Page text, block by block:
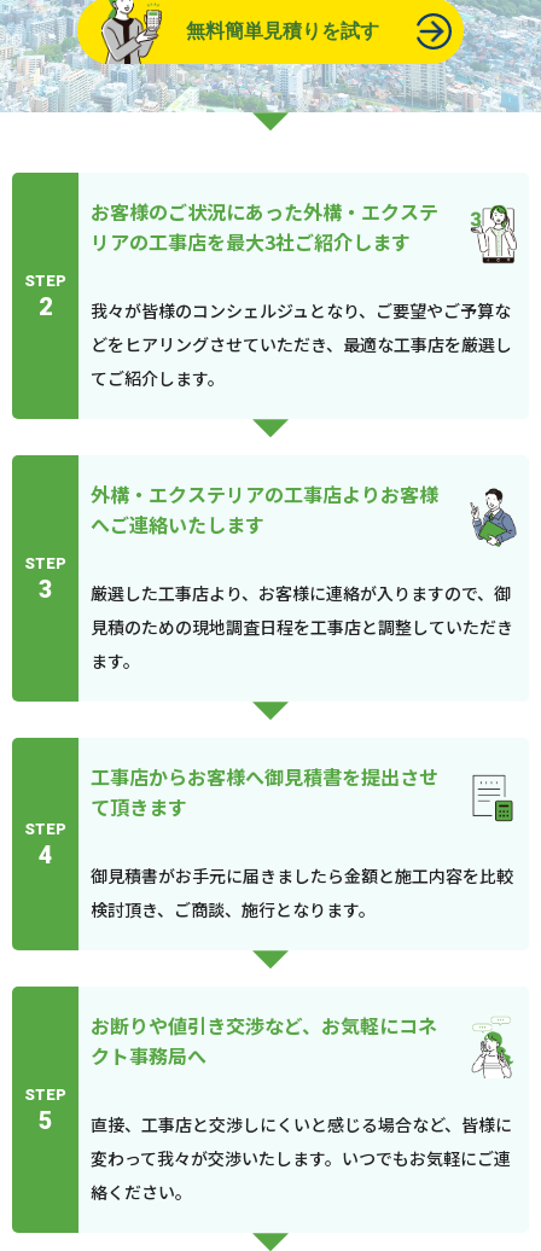
無料簡単見積りを試す
STEP
2
お客様のご状況にあった外構・エクステ
リアの工事店を最大3社ご紹介します
我々が皆様のコンシェルジュとなり、ご要望やご予算な
どをヒアリングさせていただき、最適な工事店を厳選し
てご紹介します。
STEP
3
外構・エクステリアの工事店よりお客様
へご連絡いたします
厳選した工事店より、お客様に連絡が入りますので、御
見積のための現地調査日程を工事店と調整していただき
ます。
STEP
4
工事店からお客様へ御見積書を提出させ
て頂きます
御見積書がお手元に届きましたら金額と施工内容を比較
検討頂き、ご商談、施行となります。
STEP
5
お断りや値引き交渉など、お気軽にコネ
クト事務局へ
直接、工事店と交渉しにくいと感じる場合など、皆様に
変わって我々が交渉いたします。いつでもお気軽にご連
絡ください。